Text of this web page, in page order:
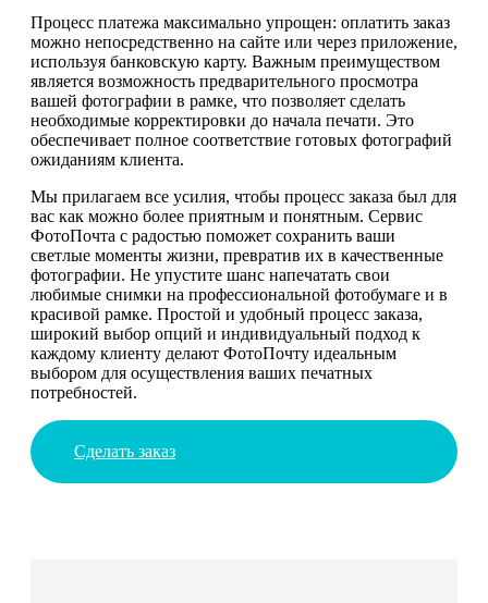
Процесс платежа максимально упрощен: оплатить заказ
можно непосредственно на сайте или через приложение,
используя банковскую карту. Важным преимуществом
является возможность предварительного просмотра
вашей фотографии в рамке, что позволяет сделать
необходимые корректировки до начала печати. Это
обеспечивает полное соответствие готовых фотографий
ожиданиям клиента.
Мы прилагаем все усилия, чтобы процесс заказа был для
вас как можно более приятным и понятным. Сервис
ФотоПочта с радостью поможет сохранить ваши
светлые моменты жизни, превратив их в качественные
фотографии. Не упустите шанс напечатать свои
любимые снимки на профессиональной фотобумаге и в
красивой рамке. Простой и удобный процесс заказа,
широкий выбор опций и индивидуальный подход к
каждому клиенту делают ФотоПочту идеальным
выбором для осуществления ваших печатных
потребностей.
Сделать заказ